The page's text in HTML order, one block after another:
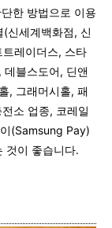
한 방법으로 이용
신세계백화점, 신
레이더스, 스타
블스도어, 딘앤
, 그래머시홀, 패
소 업종, 코레일
(Samsung Pay)
것이 좋습니다.